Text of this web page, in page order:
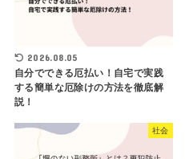
2026.08.05
自分でできる厄払い！自宅で実践
する簡単な厄除けの方法を徹底解
説！
社会